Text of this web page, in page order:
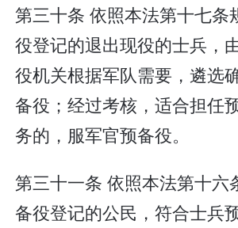
第三十条 依照本法第十七条
役登记的退出现役的士兵，
役机关根据军队需要，遴选
备役；经过考核，适合担任
务的，服军官预备役。
第三十一条 依照本法第十六
备役登记的公民，符合士兵